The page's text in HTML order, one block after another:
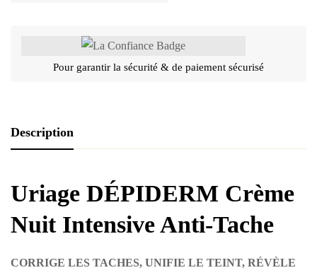
Pour garantir la sécurité & de paiement sécurisé
Description
Uriage DÉPIDERM Crème
Nuit Intensive Anti-Tache
CORRIGE LES TACHES, UNIFIE LE TEINT, RÉVÈLE